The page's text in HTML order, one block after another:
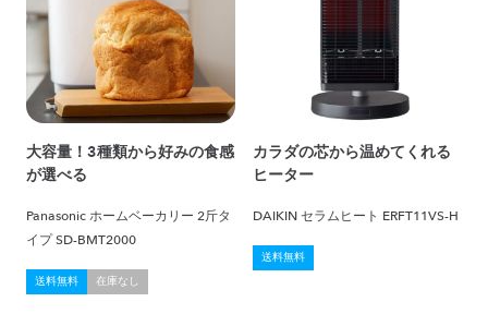
大容量！3種類から好みの食感
が選べる
Panasonic ホームベーカリー 2斤タ
イプ SD-BMT2000
送料無料 在庫なし
カラダの芯から温めてくれる
ヒーター
DAIKIN セラムヒート ERFT11VS-H
送料無料